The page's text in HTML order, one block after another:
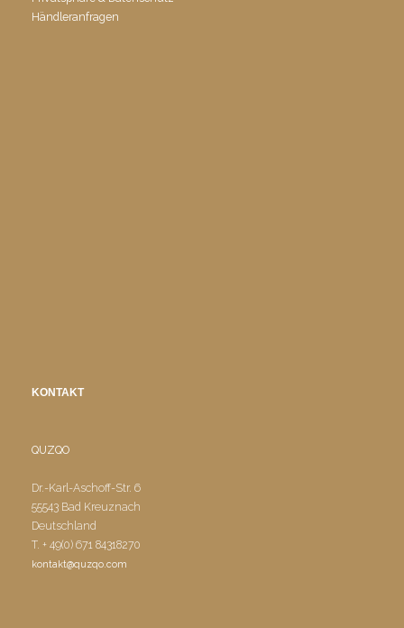
Händleranfragen
KONTAKT
QUZQO
Dr.-Karl-Aschoff-Str. 6
55543 Bad Kreuznach
Deutschland
T. + 49(0) 671 84318270
kontakt@quzqo.com